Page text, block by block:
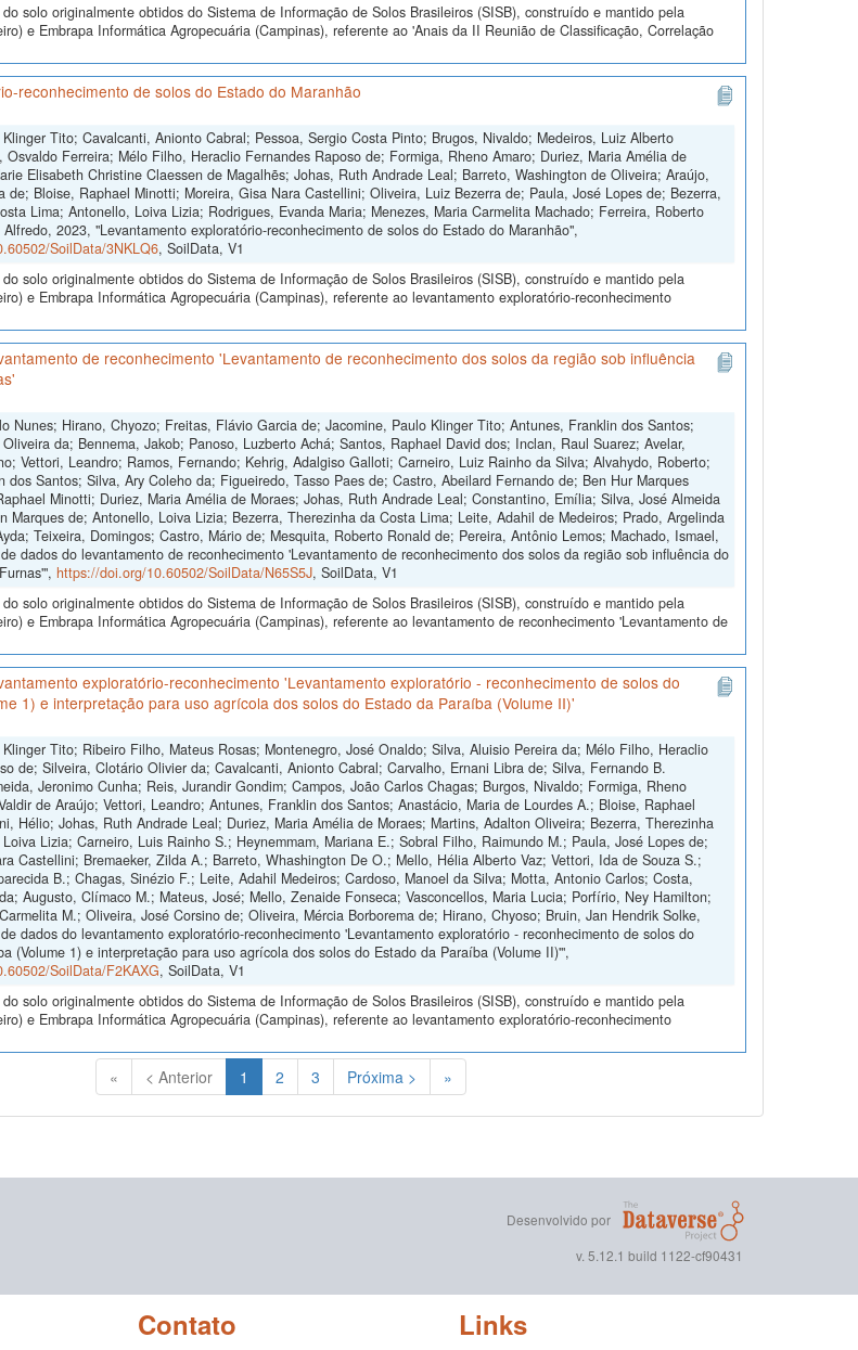
solo originalmente obtidos do Sistema de Informação de Solos Brasileiros (SISB), construído e mantido pela
e Embrapa Informática Agropecuária (Campinas), referente ao 'Anais da II Reunião de Classificação, Correlação
reconhecimento de solos do Estado do Maranhão
Tito; Cavalcanti, Anionto Cabral; Pessoa, Sergio Costa Pinto; Brugos, Nivaldo; Medeiros, Luiz Alberto
Osvaldo Ferreira; Mélo Filho, Heraclio Fernandes Raposo de; Formiga, Rheno Amaro; Duriez, Maria Amélia de
Elisabeth Christine Claessen de Magalhẽs; Johas, Ruth Andrade Leal; Barreto, Washington de Oliveira; Araújo,
de; Bloise, Raphael Minotti; Moreira, Gisa Nara Castellini; Oliveira, Luiz Bezerra de; Paula, José Lopes de; Bezerra,
Lima; Antonello, Loiva Lizia; Rodrigues, Evanda Maria; Menezes, Maria Carmelita Machado; Ferreira, Roberto
2023, "Levantamento exploratório-reconhecimento de solos do Estado do Maranhão",
SoilData/3NKLQ6, SoilData, V1
solo originalmente obtidos do Sistema de Informação de Solos Brasileiros (SISB), construído e mantido pela
e Embrapa Informática Agropecuária (Campinas), referente ao levantamento exploratório-reconhecimento
de reconhecimento 'Levantamento de reconhecimento dos solos da região sob influência
Nunes; Hirano, Chyozo; Freitas, Flávio Garcia de; Jacomine, Paulo Klinger Tito; Antunes, Franklin dos Santos;
da; Bennema, Jakob; Panoso, Luzberto Achá; Santos, Raphael David dos; Inclan, Raul Suarez; Avelar,
Vettori, Leandro; Ramos, Fernando; Kehrig, Adalgiso Galloti; Carneiro, Luiz Rainho da Silva; Alvahydo, Roberto;
dos Santos; Silva, Ary Coleho da; Figueiredo, Tasso Paes de; Castro, Abeilard Fernando de; Ben Hur Marques
Minotti; Duriez, Maria Amélia de Moraes; Johas, Ruth Andrade Leal; Constantino, Emília; Silva, José Almeida
Marques de; Antonello, Loiva Lizia; Bezerra, Therezinha da Costa Lima; Leite, Adahil de Medeiros; Prado, Argelinda
Teixeira, Domingos; Castro, Mário de; Mesquita, Roberto Ronald de; Pereira, Antônio Lemos; Machado, Ismael,
dados do levantamento de reconhecimento 'Levantamento de reconhecimento dos solos da região sob influência do
https://doi.org/10.60502/SoilData/N65S5J, SoilData, V1
solo originalmente obtidos do Sistema de Informação de Solos Brasileiros (SISB), construído e mantido pela
e Embrapa Informática Agropecuária (Campinas), referente ao levantamento de reconhecimento 'Levantamento de
exploratório-reconhecimento 'Levantamento exploratório - reconhecimento de solos do
1) e interpretação para uso agrícola dos solos do Estado da Paraíba (Volume II)'
Tito; Ribeiro Filho, Mateus Rosas; Montenegro, José Onaldo; Silva, Aluisio Pereira da; Mélo Filho, Heraclio
de; Silveira, Clotário Olivier da; Cavalcanti, Anionto Cabral; Carvalho, Ernani Libra de; Silva, Fernando B.
Jeronimo Cunha; Reis, Jurandir Gondim; Campos, João Carlos Chagas; Burgos, Nivaldo; Formiga, Rheno
de Araújo; Vettori, Leandro; Antunes, Franklin dos Santos; Anastácio, Maria de Lourdes A.; Bloise, Raphael
Hélio; Johas, Ruth Andrade Leal; Duriez, Maria Amélia de Moraes; Martins, Adalton Oliveira; Bezerra, Therezinha
Lizia; Carneiro, Luis Rainho S.; Heynemmam, Mariana E.; Sobral Filho, Raimundo M.; Paula, José Lopes de;
Castellini; Bremaeker, Zilda A.; Barreto, Whashington De O.; Mello, Hélia Alberto Vaz; Vettori, Ida de Souza S.;
B.; Chagas, Sinézio F.; Leite, Adahil Medeiros; Cardoso, Manoel da Silva; Motta, Antonio Carlos; Costa,
Augusto, Clímaco M.; Mateus, José; Mello, Zenaide Fonseca; Vasconcellos, Maria Lucia; Porfírio, Ney Hamilton;
M.; Oliveira, José Corsino de; Oliveira, Mércia Borborema de; Hirano, Chyoso; Bruin, Jan Hendrik Solke,
dados do levantamento exploratório-reconhecimento 'Levantamento exploratório - reconhecimento de solos do
(Volume 1) e interpretação para uso agrícola dos solos do Estado da Paraíba (Volume II)'",
SoilData/F2KAXG, SoilData, V1
solo originalmente obtidos do Sistema de Informação de Solos Brasileiros (SISB), construído e mantido pela
e Embrapa Informática Agropecuária (Campinas), referente ao levantamento exploratório-reconhecimento
« < Anterior 1 (Atual)
2 3 Próxima > »
Desenvolvido por
v. 5.12.1 build 1122-cf90431
Contato Links